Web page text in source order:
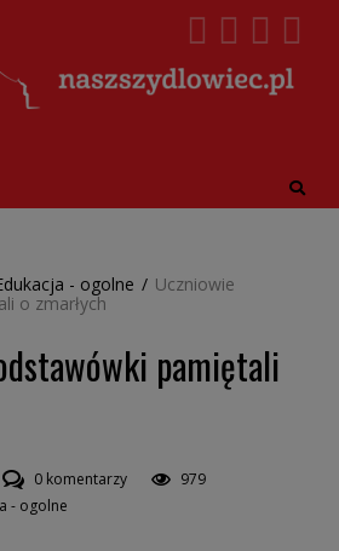
- ogolne / Uczniowie
o zmarłych
pamiętali
0 komentarzy
979
- ogolne